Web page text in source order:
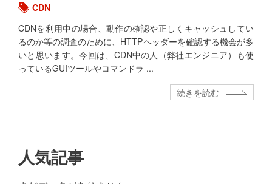
CDN
CDNを利用中の場合、動作の確認や正しくキャッシュしてい
るのか等の調査のために、HTTPヘッダーを確認する機会が多
いと思います。今回は、CDN中の人（弊社エンジニア）も使
っているGUIツールやコマンドラ ...
続きを読む
最
人気記事